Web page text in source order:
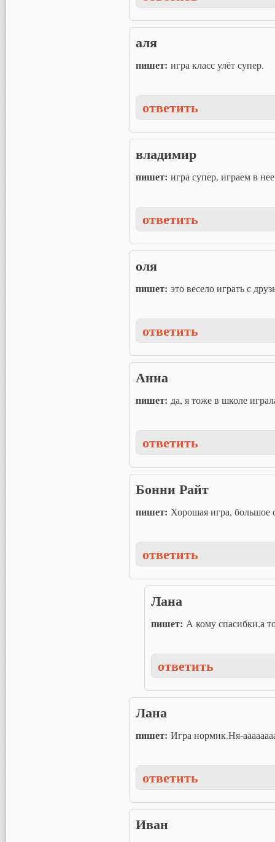
аля
пишет: игра класс улёт супер.
ответить
владимир
пишет: игра супер, играем в
ответить
оля
пишет: это весело играть с
ответить
Анна
пишет: да, я тоже в школе
ответить
Бонни Райт
пишет: Хорошая игра, большое
ответить
Лана
пишет: А кому спасибки,а
ответить
Лана
пишет: Игра нормик.Ня-
ответить
Иван